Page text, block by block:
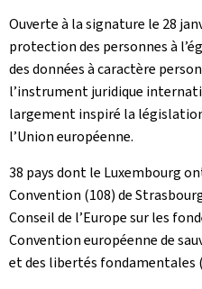
Ouverte à la signature le 28
protection des personnes à
des données à caractère
l’instrument juridique
largement inspiré la
l’Union européenne.
38 pays dont le Luxembourg
Convention (108) de
Conseil de l’Europe sur les
Convention européenne de
et des libertés fondamentales